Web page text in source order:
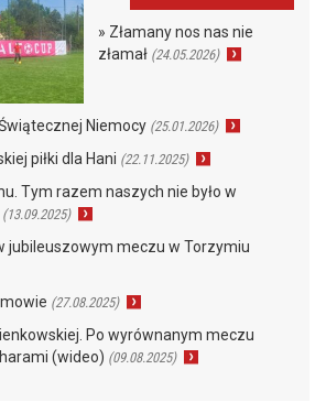
» Złamany nos nas nie
złamał (24.05.2026)
Niemocy (25.01.2026)
piłki dla Hani (22.11.2025)
Tym razem naszych nie było w
(13.09.2025)
jubileuszowym meczu w Torzymiu
(27.08.2025)
Po wyrównanym meczu
(wideo) (09.08.2025)